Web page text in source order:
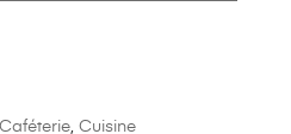
Caféterie, Cuisine